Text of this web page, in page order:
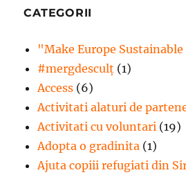
CATEGORII
"Make Europe
#mergdesculţ (1)
Access (6)
Activitati alaturi de
Activitati cu voluntari (19)
Adopta o gradinita (1)
Ajuta copiii refugiati din